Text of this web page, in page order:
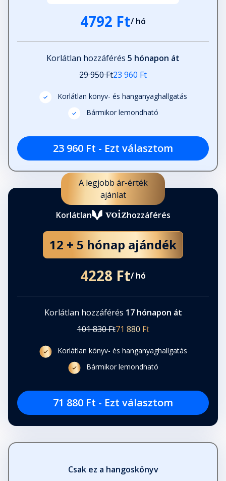
Légy Istennel
aggodalmakkal és érzelmekkel
Mosolyogjunk és késztessünk
mosolyra másokat is
Fejezet hossza: 00:02:39
A Kriya Jógáról
Fejezet hossza: 00:01:51
4792 Ft/ hó
Korlátlan hozzáférés 5 hónapon át
29 950 Ft23 960 Ft
Korlátlan könyv- és hanganyaghallgatás
Bármikor lemondható
23 960 Ft - Ezt választom
A legjobb ár-érték
ajánlat
Korlátlan
hozzáférés
12 + 5 hónap ajándék
4228 Ft/ hó
Korlátlan hozzáférés 17 hónapon át
101 830 Ft71 880 Ft
Korlátlan könyv- és hanganyaghallgatás
Bármikor lemondható
71 880 Ft - Ezt választom
Csak ez a hangoskönyv